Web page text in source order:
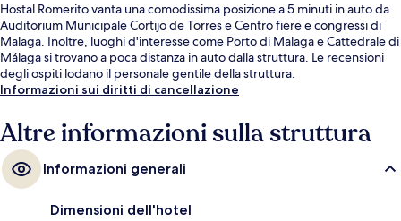
Hostal Romerito vanta una comodissima posizione a 5 minuti in auto da
Auditorium Municipale Cortijo de Torres e Centro fiere e congressi di
Malaga. Inoltre, luoghi d'interesse come Porto di Malaga e Cattedrale di
Málaga si trovano a poca distanza in auto dalla struttura. Le recensioni
degli ospiti lodano il personale gentile della struttura.
Informazioni sui diritti di cancellazione
Altre informazioni sulla struttura
Informazioni generali
Dimensioni dell'hotel